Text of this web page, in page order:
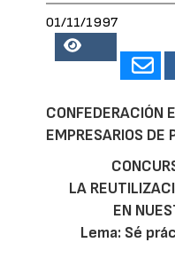
01/11/1997
152176
CONFEDERACIÓN
EMPRESARIOS DE
LA
EN
Lema: Sé